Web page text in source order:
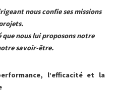
nous confie ses missions
nous lui proposons notre
savoir-être.
l’efficacité et la